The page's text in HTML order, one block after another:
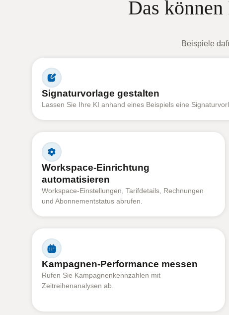
Das können
Beispiele
Signaturvorlage gestalten
Lassen Sie Ihre KI anhand eines Beispiels eine
Workspace-Einrichtung
automatisieren
Workspace-Einstellungen, Tarifdetails, Rechnungen
und Abonnementstatus abrufen.
Kampagnen-Performance messen
Rufen Sie Kampagnenkennzahlen mit
Zeitreihenanalysen ab.